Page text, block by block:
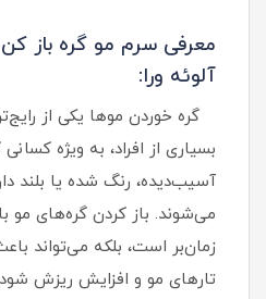
معرفی سرم مو گره باز
آلوئه ورا:
گره خوردن موها یکی از
بسیاری از افراد، به‌ ویژه
آسیب‌دیده، رنگ شده یا بلند
می‌شوند. باز کردن گره‌های مو
زمان‌بر است، بلکه می‌تواند
تارهای مو و افزایش ریزش